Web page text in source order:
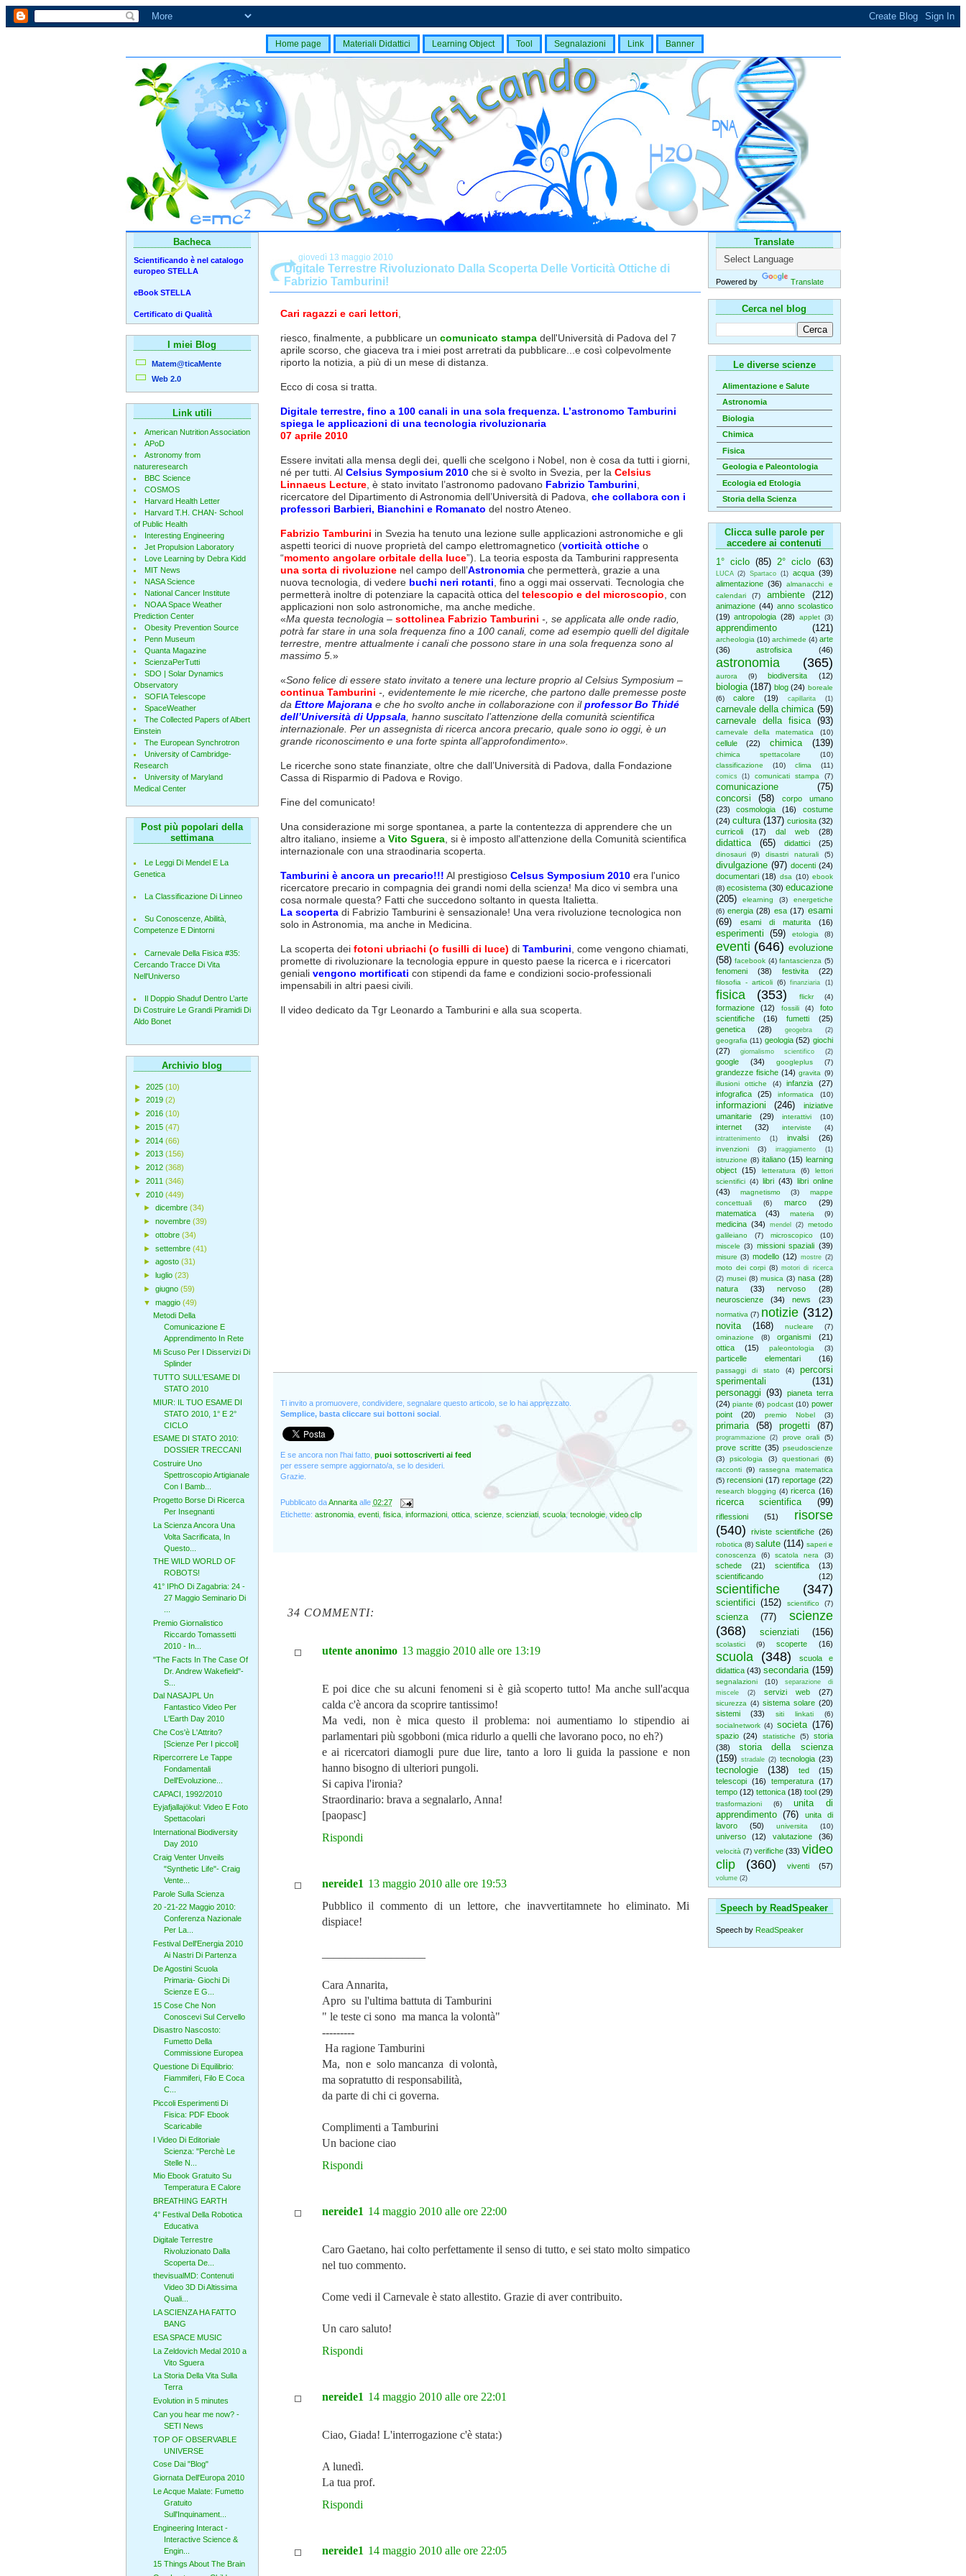
Home page Materiali Didattici Learning Object Tool Segnalazioni Link Banner
Translate
Powered by Translate
Cerca nel blog
Le diverse scienze
Alimentazione e Salute
Astronomia
Biologia
Chimica
Fisica
Geologia e Paleontologia
Ecologia ed Etologia
Storia della Scienza
Clicca sulle parole per
accedere ai contenuti
1° ciclo (85) 2° ciclo (63)
LUCA (2) Spartaco (1) acqua (39)
alimentazione (36)
almanacchi e
calendari
(7) ambiente (212)
animazione (44) anno scolastico
(19) antropologia (28) applet (3)
apprendimento (121)
archeologia (10) archimede (4) arte
(36)
astrofisica (46)
astronomia (365)
aurora (9) biodiversita (12)
biologia (187) blog (24) boreale
(6)
calore (19) capillarita (1)
carnevale della chimica (59)
carnevale della fisica
(93)
carnevale della matematica (10)
cellule (22) chimica (139)
chimica spettacolare
(10)
classificazione
(10) clima (11)
comics (1) comunicati stampa (7)
comunicazione
(75)
concorsi
(58)
corpo umano
(23)
cosmologia (16)
costume
(24) cultura (137) curiosita (32)
curricoli
(17) dal web (28)
didattica (65) didattici (25)
dinosauri (9) disastri naturali (5)
divulgazione (97) docenti (24)
documentari (18) dsa (10) ebook
(8) ecosistema (30) educazione
(205)
elearning (3)
energetiche
(6) energia (28) esa (17) esami
(69)
esami di maturita (16)
esperimenti (59) etologia (8)
eventi (646) evoluzione
(58) facebook (4) fantascienza (5)
fenomeni (38) festivita (22)
filosofia - articoli (6) finanziaria (1)
fisica (353) flickr (4)
formazione (12) fossili (4)
foto
scientifiche
(16) fumetti
(25)
genetica
(28) geogebra (2)
geografia (11) geologia (52) giochi
(27)
giornalismo scientifico (2)
google (34) googleplus (7)
grandezze fisiche (14) gravita (9)
illusioni ottiche
(4) infanzia
(27)
infografica
(25) informatica (10)
informazioni (246)
iniziative
umanitarie
(29) interattivi (10)
internet (32) interviste (4)
intrattenimento (1) invalsi (26)
invenzioni (3) irraggiamento (1)
istruzione (8) italiano (15) learning
object
(15) letteratura (6)
lettori
scientifici (4) libri (43) libri online
(43)
magnetismo (3)
mappe
concettuali
(6) marco
(29)
matematica
(43) materia (9)
medicina (34) mendel (2)
metodo
galileiano
(7) microscopico
(10)
miscele (3) missioni spaziali (39)
misure (3) modello (12) mostre (2)
moto dei corpi (8) motori di ricerca
(2) musei (8) musica (3) nasa (28)
natura
(33) nervoso
(28)
neuroscienze
(34) news (23)
normativa (7) notizie (312)
novita (168) nucleare
(7)
ominazione
(8) organismi
(21)
ottica
(15) paleontologia (3)
particelle elementari (16)
passaggi di stato (4)
percorsi
sperimentali
(131)
personaggi (93)
pianeta terra
(24) piante (6) podcast (10) power
point
(20) premio Nobel (3)
primaria (58) progetti (87)
programmazione (2) prove orali (5)
prove scritte (35) pseudoscienze
(3)
psicologia (3) questionari
(6)
racconti (9) rassegna matematica
(5) recensioni (17) reportage (22)
research blogging (4) ricerca (16)
ricerca scientifica (99)
riflessioni (51)
risorse
(540)
riviste scientifiche (26)
robotica (8) salute (114) saperi e
conoscenza
(6) scatola nera (3)
schede (21) scientifica
(13)
scientificando
(12)
scientifiche (347)
scientifici (152) scientifico (7)
scienza (77)
scienze
(368)
scienziati (156)
scolastici (9) scoperte (16)
scuola (348)
scuola e
didattica (43) secondaria (159)
segnalazioni (10)
separazione di
miscele
(2) servizi web (27)
sicurezza (4) sistema solare (20)
sistemi
(33) siti linkati
(6)
socialnetwork (4) societa (176)
spazio (24) statistiche (5)
storia
(38)
storia della scienza
(159)
stradale (2) tecnologia (23)
tecnologie (138) ted
(15)
telescopi
(16) temperatura
(17)
tempo (12) tettonica (18) tool (29)
trasformazioni (6)
unita di
apprendimento (76)
unita di
lavoro
(50) universita (10)
universo (12) valutazione (36)
velocità (7) verifiche (33) video
clip
(360) viventi (57)
volume (2)
Speech by ReadSpeaker
Speech by ReadSpeaker
giovedì 13 maggio 2010
Digitale Terrestre Rivoluzionato Dalla Scoperta Delle Vorticità Ottiche di
Fabrizio Tamburini!
Cari ragazzi e cari lettori
riesco, finalmente, a pubblicare un comunicato stampadell'Università di Padova del 7
aprile scorso, che giaceva tra i miei post arretrati da pubblicare...e così colpevolmente
riporto la notizia, a più di un mese di distanza.
Ecco di cosa si tratta.
Digitale terrestre, fino a 100 canali in una sola frequenza. L’astronomo Tamburini
spiega le applicazioni di una tecnologia rivoluzionaria
07 aprile 2010
Essere invitati alla mensa degli dei, quelli che scelgono i Nobel, non è cosa da tutti i giorni,
né per tutti. Al Celsius Symposium 2010 che si è svolto in Svezia, per la Celsius
Linnaeus Lecture, è stato invitato l’astronomo padovano Fabrizio Tamburini
ricercatore del Dipartimento di Astronomia dell’Università di Padova, che collabora con i
professori Barbieri, Bianchini e Romanato del nostro Ateneo.
Fabrizio Tamburini in Svezia ha tenuto una lezione sulle applicazioni astronomiche e gli
aspetti teorici di nuove proprietà del campo elettromagnetico (vorticità otticheo
“momento angolare orbitale della luce”). La teoria esposta da Tamburini rappresenta
una sorta di rivoluzionenel campo dell’Astronomiache permetterà, grazie a una
nuova tecnologia, di vedere buchi neri rotanti , fino a oggi mai osservati. Tecnologia che
permetterà inoltre di potenziare la capacità ottica del telescopio e del microscopio , con
applicazioni non solo astronomiche, ma anche mediche.
«Ma questa tecnologia – sottolinea Fabrizio Tamburini -, se applicata alle onde radio,
potrà far stare in una sola frequenza fino a 100 canali, come ad esempio quelli del digitale
terrestre, mentre attualmente i canali che possono stare in una sola frequenza sono al
massimo 5. »
«Sono felice di essere stato invitato a tenere una lectureproprio al Celsius Symposium –
continua Tamburini -, evidentemente le mie ricerche, che partono dalle premesse poste
da Ettore Majorana e che ho svolto anche in collaborazione con ilprofessor Bo Thidé
dell’Università di Uppsala , hanno suscitato l’attenzione della comunità scientifica
internazionale. Per un assegnista di ricerca ancora precario, quale sono io oggi, è un
grande riconoscimento e una forte spinta all’approfondimento».
Le ricerche sono state finanziate, oltre che dall’Università di Padova, dalla Fondazione
Cassa di Risparmio di Padova e Rovigo.
Fine del comunicato!
Una considerazione mi sorge spontanea, a parte la contentezza di apprendere che un
altro italiano, insieme a Vito Sguera, si è imposto all'attenzione della Comunità scientifica
internazionale con una straodinaria scoperta.
Tamburini è ancora un precario!!! Al prestigioso Celsus Symposium 2010era l'unico
ricercatore precario in compagnia dei grandi nomi della scienza! Ma dico vi sembra una
cosa normale questa? Fatti che succedono soltanto in questa Italietta.
La scoperta di Fabrizio Tamburini è sensazionale! Una vera rivoluzione tecnologica non
solo in Astronomia, ma anche in Medicina.
La scoperta dei fotoni ubriachi (o fusilli di luce) di Tamburini , come vengono chiamati,
promette di rivoluzionare la tecnologia eppure in questo paese la ricerca e i ricercatori
genialivengono mortificati con stipendi da fame e condizioni socio-professionali
impensabili in altri paesi civili.
Il video dedicato da Tgr Leonardo a Tamburini e alla sua scoperta.
Ti invito a promuovere, condividere, segnalare questo articolo, se lo hai apprezzato.
Semplice, basta cliccare sui bottoni social.
E se ancora non l'hai fatto, puoi sottoscriverti ai feed
per essere sempre aggiornato/a, se lo desideri.
Grazie.
Pubblicato daAnnarita alle 02:27
Etichette: astronomia, eventi, fisica, informazioni, ottica, scienze, scienziati, scuola, tecnologie, video clip
34 COMMENTI:
utente anonimo 13 maggio 2010 alle ore 13:19
E poi dice che su alcuni fenomeni si è già scoperto tutto! Ma anche sull'acqua
calda c'è ancora da scoprire tantissimo!
Ma vedi, non è mica questo il problema: noi aumentiamo lo stipendio ai
parlamentari più sgobboni (mica ridurlo a quelli che lavorano poco, no eh?)
e ai ricercatori diamogli pure due lire, tanto a loro li guida la passione e non
hanno bisogno di ulteriori pungoli.
Si capiva l'ironia?
Straordinario: brava a segnalarlo, Anna!
[paopasc]
Rispondi
nereide1 13 maggio 2010 alle ore 19:53
Pubblico il commento di un lettore, che inavvertitamnete ho eliminato. Mi
dispiace!
Cara Annarita,
Apro su l'ultima battuta di Tamburini
" le teste ci sono ma manca la volontà"
---------
Ha ragione Tamburini
Ma, non e solo mancanza di volontà,
ma sopratutto di responsabilità,
da parte di chi ci governa.
Complimenti a Tamburini
Un bacione ciao
Rispondi
nereide1 14 maggio 2010 alle ore 22:00
Caro Gaetano, hai colto perfettamente il senso di tutto, e sei stato molto simpatico
nel tuo commento.
Come vedi il Carnevale è stato allestito. Grazie di aver contribuito.
Un caro saluto!
Rispondi
nereide1 14 maggio 2010 alle ore 22:01
Ciao, Giada! L'interrogazione c'è stata:)
A lunedì.
La tua prof.
Rispondi
nereide1 14 maggio 2010 alle ore 22:05
Bacheca
Scientificando è nel catalogo
europeo STELLA
eBook STELLA
Certificato di Qualità
I miei Blog
Matem@ticaMente
Web 2.0
Link utili
American Nutrition Association
APoD
Astronomy from
natureresearch
BBC Science
COSMOS
Harvard Health Letter
Harvard T.H. CHAN- School
of Public Health
Interesting Engineering
Jet Propulsion Laboratory
Love Learning by Debra Kidd
MIT News
NASA Science
National Cancer Institute
NOAA Space Weather
Prediction Center
Obesity Prevention Source
Penn Museum
Quanta Magazine
ScienzaPerTutti
SDO | Solar Dynamics
Observatory
SOFIA Telescope
SpaceWeather
The Collected Papers of Albert
Einstein
The European Synchrotron
University of Cambridge-
Research
University of Maryland
Medical Center
Post più popolari della
settimana
Le Leggi Di Mendel E La
Genetica
La Classificazione Di Linneo
Su Conoscenze, Abilità,
Competenze E Dintorni
Carnevale Della Fisica #35:
Cercando Tracce Di Vita
Nell'Universo
Il Doppio Shaduf Dentro L’arte
Di Costruire Le Grandi Piramidi Di
Aldo Bonet
Archivio blog
► 2025 (10)
► 2019 (2)
► 2016 (10)
► 2015 (47)
► 2014 (66)
► 2013 (156)
► 2012 (368)
► 2011 (346)
▼ 2010 (449)
► dicembre (34)
► novembre (39)
► ottobre (34)
► settembre (41)
► agosto (31)
► luglio (23)
► giugno (59)
▼ maggio (49)
Metodi Della
Comunicazione E
Apprendimento In Rete
Mi Scuso Per I Disservizi Di
Splinder
TUTTO SULL'ESAME DI
STATO 2010
MIUR: IL TUO ESAME DI
STATO 2010, 1° E 2°
CICLO
ESAME DI STATO 2010:
DOSSIER TRECCANI
Costruire Uno
Spettroscopio Artigianale
Con I Bamb...
Progetto Borse Di Ricerca
Per Insegnanti
La Scienza Ancora Una
Volta Sacrificata, In
Questo...
THE WILD WORLD OF
ROBOTS!
41° IPhO Di Zagabria: 24 -
27 Maggio Seminario Di
Premio Giornalistico
Riccardo Tomassetti
2010 - In...
"The Facts In The Case Of
Dr. Andrew Wakefield"-
S...
Dal NASAJPL Un
Fantastico Video Per
L'Earth Day 2010
Che Cos'è L'Attrito?
[Scienze Per I piccoli]
Ripercorrere Le Tappe
Fondamentali
Dell'Evoluzione...
CAPACI, 1992/2010
Eyjafjallajökul: Video E Foto
Spettacolari
International Biodiversity
Day 2010
Craig Venter Unveils
"Synthetic Life"- Craig
Vente...
Parole Sulla Scienza
20 -21-22 Maggio 2010:
Conferenza Nazionale
Per La...
Festival Dell'Energia 2010
Ai Nastri Di Partenza
De Agostini Scuola
Primaria- Giochi Di
Scienze E G...
15 Cose Che Non
Conoscevi Sul Cervello
Disastro Nascosto:
Fumetto Della
Commissione Europea
Questione Di Equilibrio:
Fiammiferi, Filo E Coca
C...
Piccoli Esperimenti Di
Fisica: PDF Ebook
Scaricabile
I Video Di Editoriale
Scienza: "Perchè Le
Stelle N...
Mio Ebook Gratuito Su
Temperatura E Calore
BREATHING EARTH
4° Festival Della Robotica
Educativa
Digitale Terrestre
Rivoluzionato Dalla
Scoperta De...
thevisualMD: Contenuti
Video 3D Di Altissima
Quali...
LA SCIENZA HA FATTO
BANG
ESA SPACE MUSIC
La Zeldovich Medal 2010 a
Vito Sguera
La Storia Della Vita Sulla
Terra
Evolution in 5 minutes
Can you hear me now? -
SETI News
TOP OF OBSERVABLE
UNIVERSE
Cose Dai "Blog"
Giornata Dell'Europa 2010
Le Acque Malate: Fumetto
Gratuito
Sull'Inquinament...
Engineering Interact -
Interactive Science &
Engin...
15 Things About The Brain